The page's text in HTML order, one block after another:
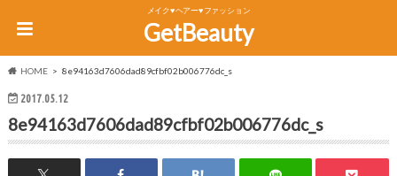
メイク♥ヘアー♥ファッション
GetBeauty
HOME 8e94163d7606dad89cfbf02b006776dc_s
2017.05.12
8e94163d7606dad89cfbf02b006776dc_s